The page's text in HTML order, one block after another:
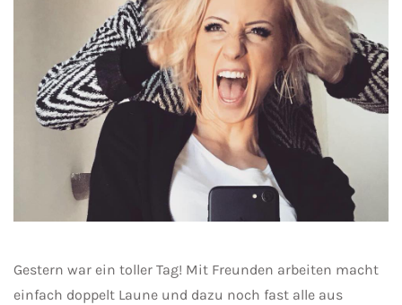
Gestern war ein toller Tag! Mit Freunden arbeiten macht
einfach doppelt Laune und dazu noch fast alle aus